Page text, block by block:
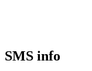
SMS info